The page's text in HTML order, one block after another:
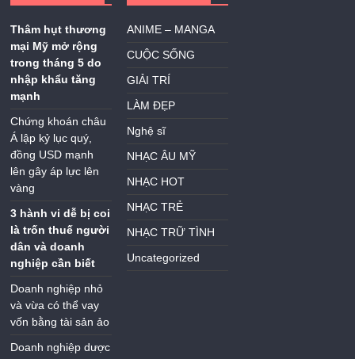
Thâm hụt thương
mại Mỹ mở rộng
trong tháng 5 do
nhập khẩu tăng
mạnh
Chứng khoán châu
Á lập kỷ lục quý,
đồng USD mạnh
lên gây áp lực lên
vàng
3 hành vi dễ bị coi
là trốn thuế người
dân và doanh
nghiệp cần biết
Doanh nghiệp nhỏ
và vừa có thể vay
vốn bằng tài sản ảo
Doanh nghiệp dược
ANIME – MANGA
CUỘC SỐNG
GIẢI TRÍ
LÀM ĐẸP
Nghệ sĩ
NHẠC ÂU MỸ
NHẠC HOT
NHẠC TRẺ
NHẠC TRỮ TÌNH
Uncategorized